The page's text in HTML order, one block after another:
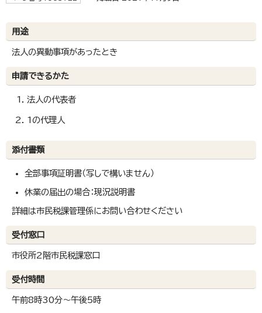
用途
法人の異動事項があったとき
申請できるかた
法人の代表者
1の代理人
添付書類
全部事項証明書（写しで構いません）
休業の届出の場合：現況説明書
詳細は市民税課管理係にお問い合わせください
受付窓口
市役所2階市民税課窓口
受付時間
午前8時30分～午後5時